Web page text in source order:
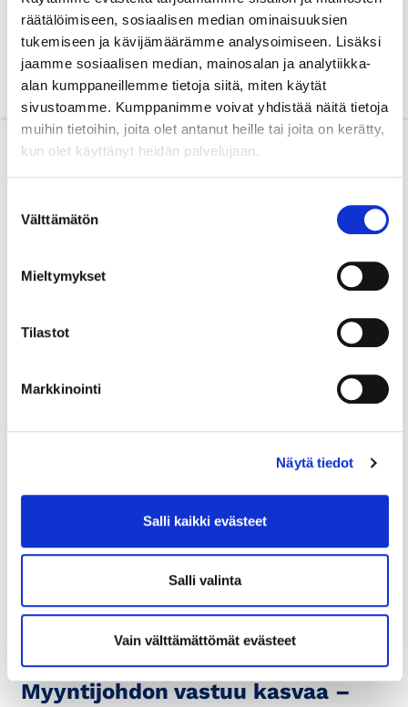
räätälöimiseen, sosiaalisen median ominaisuuksien
tukemiseen ja kävijämäärämme analysoimiseen. Lisäksi
jaamme sosiaalisen median, mainosalan ja analytiikka-
alan kumppaneillemme tietoja siitä, miten käytät
sivustoamme. Kumppanimme voivat yhdistää näitä tietoja
muihin tietoihin, joita olet antanut heille tai joita on kerätty,
kun olet käyttänyt heidän palvelujaan.
valinta
Välttämätön
Mieltymykset
Tilastot
Markkinointi
Näytä tiedot
Salli kaikki evästeet
Salli valinta
Vain välttämättömät evästeet
Hänet on myös toistuvasti, yli 10-vuoden ajan
valittu Tietoviikko-lehden “100 suomalaista IT-
vaikuttajaa”-listalle.
Lue myös
tilapäisessä maksuvaikeudessa –
järjestelylle. Ulosotossa olevista veroista voi...
Myyntijohdon vastuu kasvaa –